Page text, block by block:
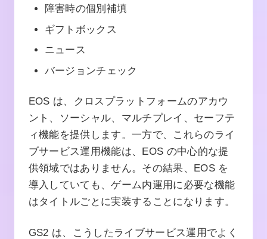
障害時の個別補填
ギフトボックス
ニュース
バージョンチェック
EOS は、クロスプラットフォームのアカウ
ント、ソーシャル、マルチプレイ、セーフテ
ィ機能を提供します。一方で、これらのライ
ブサービス運用機能は、EOS の中心的な提
供領域ではありません。その結果、EOS を
導入していても、ゲーム内運用に必要な機能
はタイトルごとに実装することになります。
GS2 は、こうしたライブサービス運用でよく